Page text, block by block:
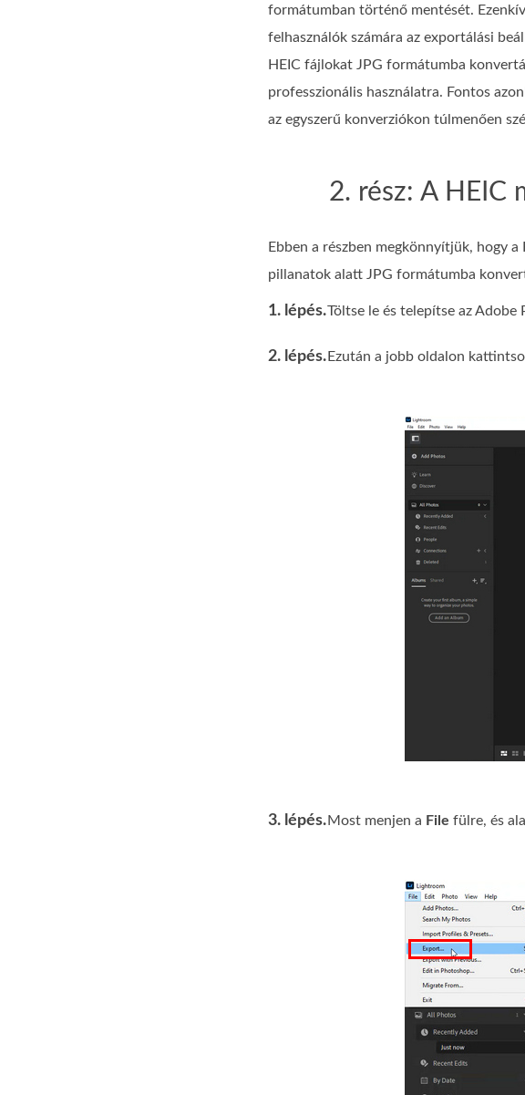
formátumban történő mentését.
felhasználók számára az exportálási
HEIC fájlokat JPG formátumba
professzionális használatra. Fontos
az egyszerű konverziókon túlmenően
2. rész: A HEIC
Ebben a részben megkönnyítjük, hogy
pillanatok alatt JPG formátumba
1. lépés.Töltse le és telepítse az
2. lépés. Ezután a jobb oldalon
3. lépés.Most menjen a File fülre, és